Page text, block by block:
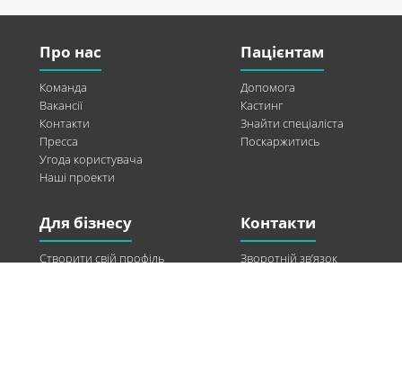
Про нас
Команда
Вакансії
Контакти
Пресса
Угода користувача
Наші проекти
Пацієнтам
Допомога
Кастинг
Знайти спеціаліста
Поскаржитись
Для бізнесу
Створити свій профіль
Контакти
Зворотній зв’язок